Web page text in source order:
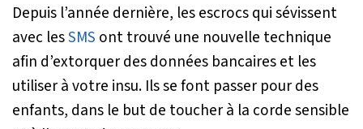
Depuis l’année dernière, les escrocs qui sévissent
avec lesSMS ont trouvé une nouvelle technique
afin d’extorquer des données bancaires et les
utiliser à votre insu. Ils se font passer pour des
enfants, dans le but de toucher à la corde sensible